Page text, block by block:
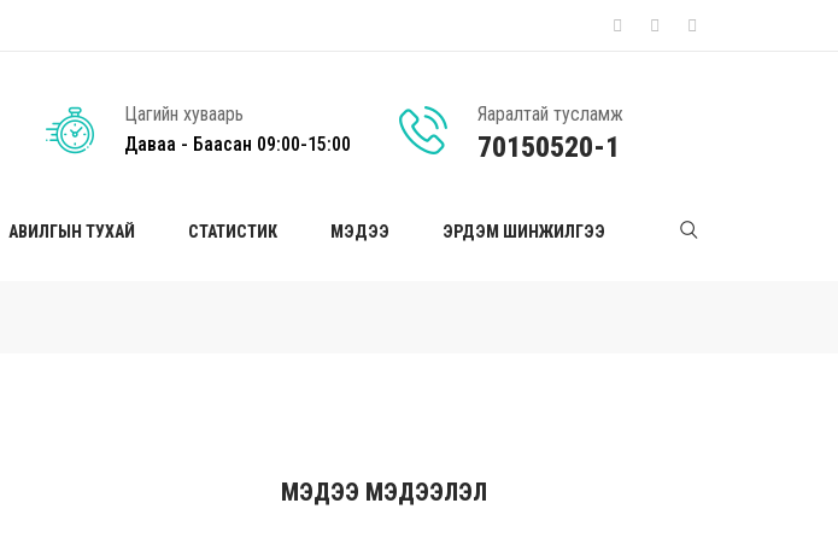
Цагийн хуваарь
Даваа - Баасан 09:00-15:00
Яаралтай тусламж
70150520-1
АВИЛГЫН ТУХАЙ СТАТИСТИК МЭДЭЭ ЭРДЭМ ШИНЖИЛГЭЭ
МЭДЭЭ МЭДЭЭЛЭЛ